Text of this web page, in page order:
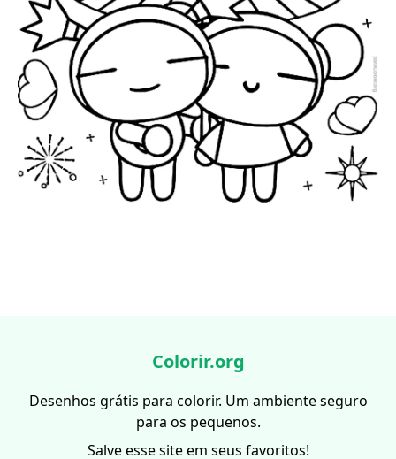
Colorir.org
Desenhos grátis para colorir. Um ambiente seguro
para os pequenos.
Salve esse site em seus favoritos!